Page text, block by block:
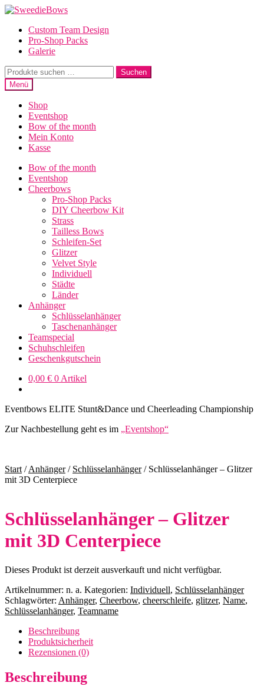
Zur
springen
Zum
springenCustom Team Design
Pro-Shop Packs
Galerie
Suche
nach:
Suchen
Menü
Shop
Eventshop
Bow of the month
Mein Konto
Kasse
Bow of the month
Eventshop
Cheerbows
Pro-Shop Packs
DIY Cheerbow Kit
Strass
Tailless Bows
Schleifen-Set
Glitzer
Velvet Style
Individuell
Städte
Länder
Anhänger
Schlüsselanhänger
Taschenanhänger
Teamspecial
Schuhschleifen
Geschenkgutschein
0,00 € 0 Artikel
Eventbows ELITE Stunt&Dance und Cheerleading Championship
Zur Nachbestellung geht es im „Eventshop“
Start /Anhänger/ Schlüsselanhänger/ Schlüsselanhänger – Glitzer
mit 3D Centerpiece
Schlüsselanhänger – Glitzer
mit 3D Centerpiece
Dieses Produkt ist derzeit ausverkauft und nicht verfügbar.
Artikelnummer: n. a. Kategorien: Individuell, Schlüsselanhänger
Schlagwörter: Anhänger, Cheerbow, cheerschleife, glitzer, Name,
Schlüsselanhänger, Teamname
Beschreibung
Produktsicherheit
Rezensionen (0)
Beschreibung